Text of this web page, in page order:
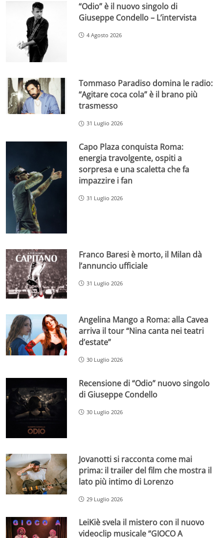
“Odio” è il nuovo singolo di
Giuseppe Condello – L’intervista
4 Agosto 2026
Tommaso Paradiso domina le radio:
“Agitare coca cola” è il brano più
trasmesso
31 Luglio 2026
Capo Plaza conquista Roma:
energia travolgente, ospiti a
sorpresa e una scaletta che fa
impazzire i fan
31 Luglio 2026
Franco Baresi è morto, il Milan dà
l’annuncio ufficiale
31 Luglio 2026
Angelina Mango a Roma: alla Cavea
arriva il tour “Nina canta nei teatri
d’estate”
30 Luglio 2026
Recensione di “Odio” nuovo singolo
di Giuseppe Condello
30 Luglio 2026
Jovanotti si racconta come mai
prima: il trailer del film che mostra il
lato più intimo di Lorenzo
29 Luglio 2026
LeiKiè svela il mistero con il nuovo
videoclip musicale “GIOCO A